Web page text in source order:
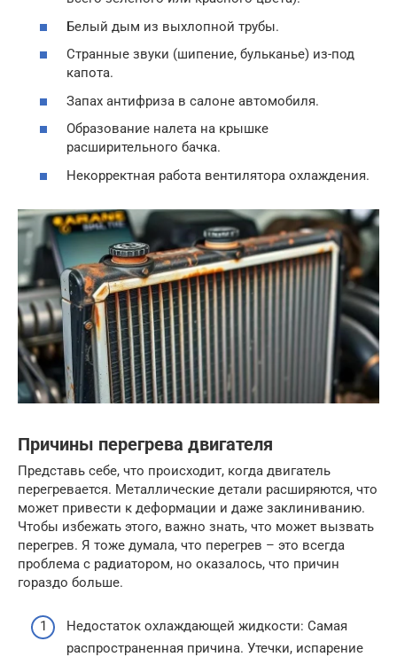
Белый дым из выхлопной трубы.
Странные звуки (шипение, бульканье) из-под
капота.
Запах антифриза в салоне автомобиля.
Образование налета на крышке
расширительного бачка.
Некорректная работа вентилятора охлаждения.
Причины перегрева двигателя
Представь себе, что происходит, когда двигатель
перегревается. Металлические детали расширяются, что
может привести к деформации и даже заклиниванию.
Чтобы избежать этого, важно знать, что может вызвать
перегрев. Я тоже думала, что перегрев – это всегда
проблема с радиатором, но оказалось, что причин
гораздо больше.
Недостаток охлаждающей жидкости: Самая
распространенная причина. Утечки, испарение